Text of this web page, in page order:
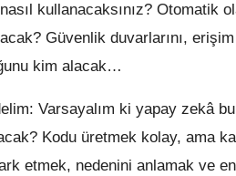
kullanacaksınız? Otomatik
Güvenlik duvarlarını,
kim alacak…
Varsayalım ki yapay zekâ
Kodu üretmek kolay, ama
etmek, nedenini anlamak ve